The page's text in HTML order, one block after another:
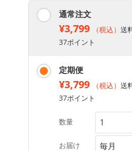
通常注文
¥3,799 （税込） 送
37ポイント
定期便
¥3,799 （税込） 送
37ポイント
数量
お届け